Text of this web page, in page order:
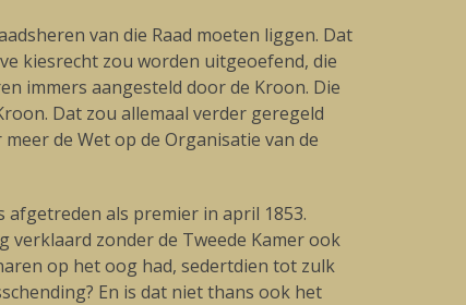
van die Raad moeten liggen. Dat
kiesrecht zou worden uitgeoefend, die
immers aangesteld door de Kroon. Die
Dat zou allemaal verder geregeld
de Wet op de Organisatie van de
afgetreden als premier in april 1853.
verklaard zonder de Tweede Kamer ook
op het oog had, sedertdien tot zulk
En is dat niet thans ook het